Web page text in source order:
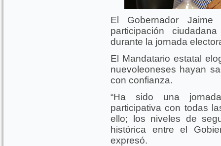
El Gobernador Jaime
participación
durante la jornada
El Mandatario estatal
nuevoleoneses hayan
con confianza.
“Ha sido una
participativa con todas
ello; los niveles de
histórica entre el
expresó.